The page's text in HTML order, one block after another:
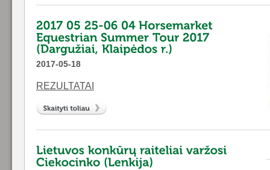
2017-05-18
REZULTATAI